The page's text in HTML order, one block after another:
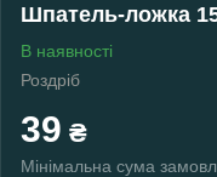
Шпатель-ложка
В наявності
Роздріб
39 ₴
Мінімальна сума